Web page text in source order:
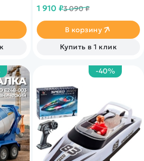
35
метров. Имеет яркую
также барометр для
удержания высоты
1 910 ₽3 090 ₽
В корзину
Купить в 1 клик
-40%